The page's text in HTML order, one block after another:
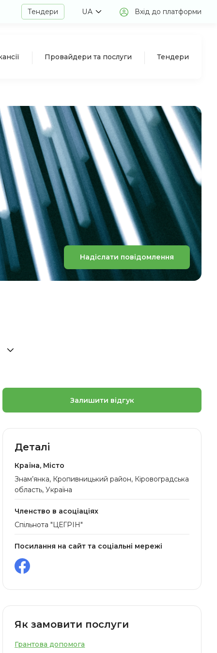
Тендери UA Вхід до платформи
Провайдери та послуги Тендери
Надіслати повідомлення
Залишити відгук
Деталі
Країна, Місто
Знам’янка, Кропивницький район, Кіровоградська
область, Україна
Членство в асоціаціях
Спільнота "ЦЕГРІН"
Посилання на сайт та соціальні мережі
Як замовити послуги
Грантова допомога